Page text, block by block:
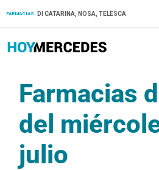
FARMACIAS: DI CATARINA, NOSA, TELESCA
Farmacias
del
julio